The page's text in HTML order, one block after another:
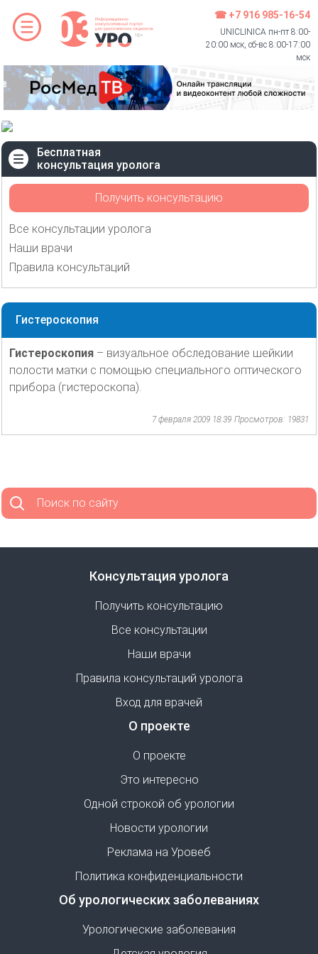
☎ +7 916 985-16-54
UNICLINICA пн-пт 8:00-
20:00 мск, сб-вс 8:00-17:00
мск
Бесплатная
консультация уролога
Получить консультацию
Все консультации уролога
Наши врачи
Правила консультаций
Гистероскопия
Гистероскопия – визуальное обследование шейкии
полости матки с помощью специального оптического
прибора (гистероскопа).
7 февраля 2009 18:39 Просмотров: 19831
Поиск по сайту
Консультация уролога
Получить консультацию
Все консультации
Наши врачи
Правила консультаций уролога
Вход для врачей
О проекте
О проекте
Это интересно
Одной строкой об урологии
Новости урологии
Реклама на Уровеб
Политика конфиденциальности
Об урологических заболеваниях
Урологические заболевания